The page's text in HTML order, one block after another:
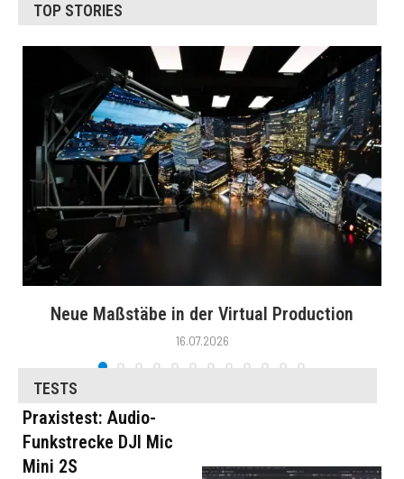
TOP STORIES
Neue Maßstäbe in der Virtual Production
16.07.2026
TESTS
Praxistest: Audio-
Funkstrecke DJI Mic
Mini 2S